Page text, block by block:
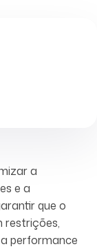
a
e a
que o
restrições,
performance